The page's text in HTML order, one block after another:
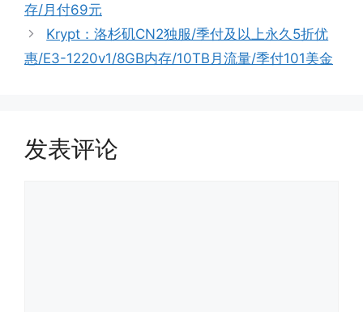
存/月付69元
Krypt：洛杉矶CN2独服/季付及以上永久5折优
惠/E3-1220v1/8GB内存/10TB月流量/季付101美金
发表评论